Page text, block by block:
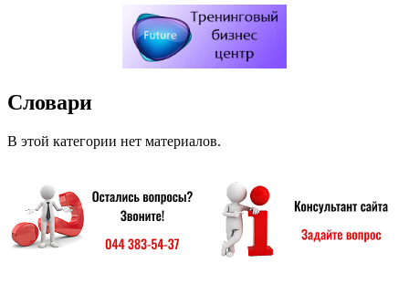
Словари
В этой категории нет материалов.